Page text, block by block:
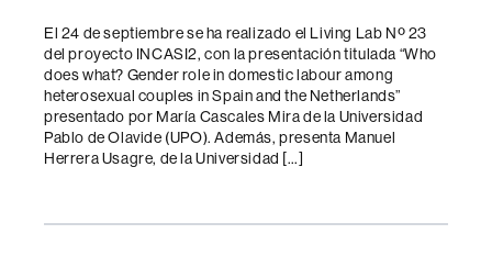
entrada
El 24 de septiembre se ha realizado el Living Lab Nº 23
del proyecto INCASI2, con la presentación titulada “Who
does what? Gender role in domestic labour among
heterosexual couples in Spain and the Netherlands”
presentado por María Cascales Mira de la Universidad
Pablo de Olavide (UPO). Además, presenta Manuel
Herrera Usagre, de la Universidad […]